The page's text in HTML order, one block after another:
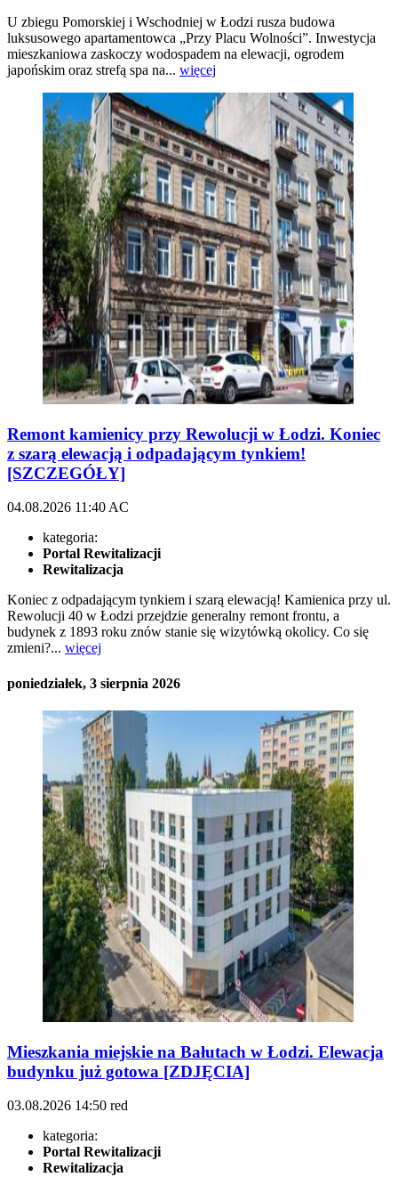
U zbiegu Pomorskiej i Wschodniej w Łodzi rusza budowa
luksusowego apartamentowca „Przy Placu Wolności”. Inwestycja
mieszkaniowa zaskoczy wodospadem na elewacji, ogrodem
japońskim oraz strefą spa na... więcej
Remont kamienicy przy Rewolucji w Łodzi. Koniec
z szarą elewacją i odpadającym tynkiem!
[SZCZEGÓŁY]
04.08.2026 11:40 AC
kategoria:
Portal Rewitalizacji
Rewitalizacja
Koniec z odpadającym tynkiem i szarą elewacją! Kamienica przy ul.
Rewolucji 40 w Łodzi przejdzie generalny remont frontu, a
budynek z 1893 roku znów stanie się wizytówką okolicy. Co się
zmieni?... więcej
poniedziałek, 3 sierpnia 2026
Mieszkania miejskie na Bałutach w Łodzi. Elewacja
budynku już gotowa [ZDJĘCIA]
03.08.2026 14:50 red
kategoria:
Portal Rewitalizacji
Rewitalizacja